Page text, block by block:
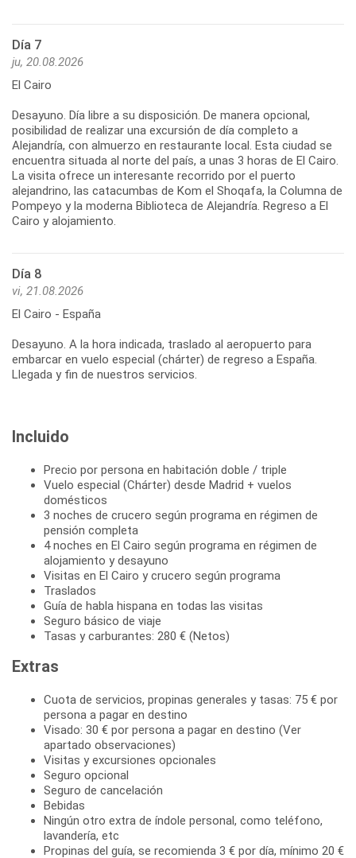
Día 7
ju, 20.08.2026
El Cairo
Desayuno. Día libre a su disposición. De manera opcional,
posibilidad de realizar una excursión de día completo a
Alejandría, con almuerzo en restaurante local. Esta ciudad se
encuentra situada al norte del país, a unas 3 horas de El Cairo.
La visita ofrece un interesante recorrido por el puerto
alejandrino, las catacumbas de Kom el Shoqafa, la Columna de
Pompeyo y la moderna Biblioteca de Alejandría. Regreso a El
Cairo y alojamiento.
Día 8
vi, 21.08.2026
El Cairo - España
Desayuno. A la hora indicada, traslado al aeropuerto para
embarcar en vuelo especial (chárter) de regreso a España.
Llegada y fin de nuestros servicios.
Incluido
Precio por persona en habitación doble / triple
Vuelo especial (Chárter) desde Madrid + vuelos
domésticos
3 noches de crucero según programa en régimen de
pensión completa
4 noches en El Cairo según programa en régimen de
alojamiento y desayuno
Visitas en El Cairo y crucero según programa
Traslados
Guía de habla hispana en todas las visitas
Seguro básico de viaje
Tasas y carburantes: 280 € (Netos)
Extras
Cuota de servicios, propinas generales y tasas: 75 € por
persona a pagar en destino
Visado: 30 € por persona a pagar en destino (Ver
apartado observaciones)
Visitas y excursiones opcionales
Seguro opcional
Seguro de cancelación
Bebidas
Ningún otro extra de índole personal, como teléfono,
lavandería, etc
Propinas del guía, se recomienda 3 € por día, mínimo 20 €